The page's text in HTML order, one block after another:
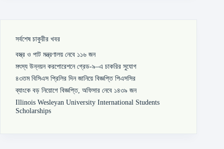
সর্বশেষ চাকুরীর খবর
বস্ত্র ও পাট মন্ত্রণালয় নেবে ১১৬ জন
মৎস্য উন্নয়ন করপোরেশনে গ্রেড-৯–এ চাকরির সুযোগ
৪৩তম বিসিএস প্রিলির দিন জানিয়ে বিজ্ঞপ্তি পিএসসির
ব্যাংকে বড় নিয়োগে বিজ্ঞপ্তি, অফিসার নেবে ১৪৩৯ জন
Illinois Wesleyan University International Students
Scholarships